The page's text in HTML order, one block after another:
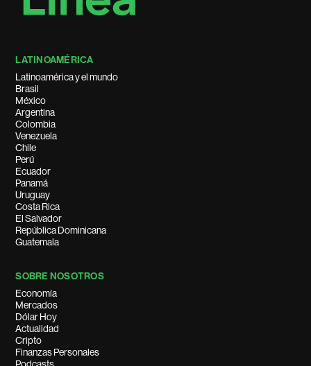
LATINOAMÉRICA
Latinoamérica y el mundo
Brasil
México
Argentina
Colombia
Venezuela
Chile
Perú
Ecuador
Panamá
Uruguay
Costa Rica
El Salvador
República Dominicana
Guatemala
SOBRE NOSOTROS
Economía
Mercados
Dólar Hoy
Actualidad
Cripto
Finanzas Personales